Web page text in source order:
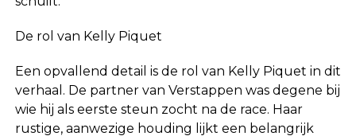
De rol van Kelly Piquet
Een opvallend detail is de rol van Kelly Piquet in dit
verhaal. De partner van Verstappen was degene bij
wie hij als eerste steun zocht na de race. Haar
rustige, aanwezige houding lijkt een belangrijk